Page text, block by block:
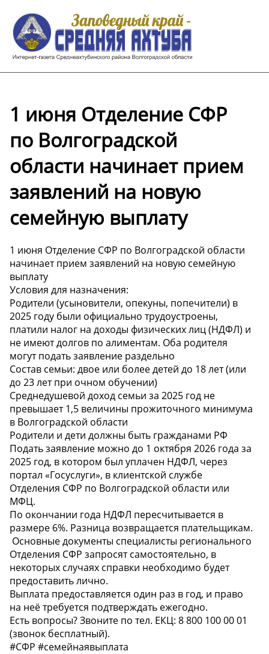
1 июня Отделение СФР
по Волгоградской
области начинает прием
заявлений на новую
семейную выплату
1 июня Отделение СФР по Волгоградской области
начинает прием заявлений на новую семейную
выплату
Условия для назначения:
Родители (усыновители, опекуны, попечители) в
2025 году были официально трудоустроены,
платили налог на доходы физических лиц (НДФЛ) и
не имеют долгов по алиментам. Оба родителя
могут подать заявление раздельно
Состав семьи: двое или более детей до 18 лет (или
до 23 лет при очном обучении)
Среднедушевой доход семьи за 2025 год не
превышает 1,5 величины прожиточного минимума
в Волгоградской области
Родители и дети должны быть гражданами РФ
Подать заявление можно до 1 октября 2026 года за
2025 год, в котором был уплачен НДФЛ, через
портал «Госуслуги», в клиентской службе
Отделения СФР по Волгоградской области или
МФЦ.
По окончании года НДФЛ пересчитывается в
размере 6%. Разница возвращается плательщикам.
️ Основные документы специалисты регионального
Отделения СФР запросят самостоятельно, в
некоторых случаях справки необходимо будет
предоставить лично.
Выплата предоставляется один раз в год, и право
на неё требуется подтверждать ежегодно.
Есть вопросы? Звоните по тел. ЕКЦ: 8 800 100 00 01
(звонок бесплатный).
#СФР #семейнаявыплата